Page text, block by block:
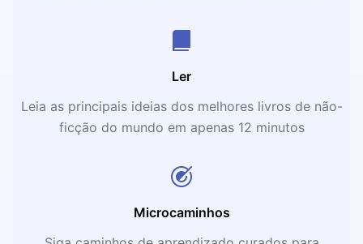
Ler
Leia as principais ideias dos melhores livros de não-
ficção do mundo em apenas 12 minutos
Microcaminhos